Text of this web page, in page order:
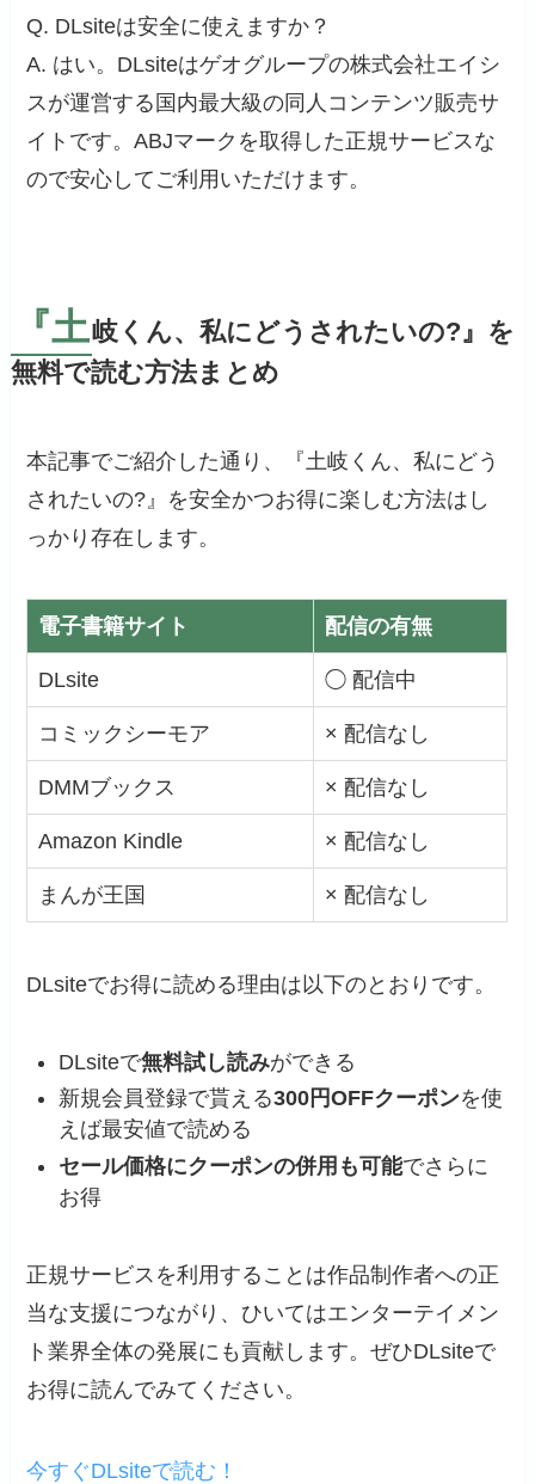
Q. DLsiteは安全に使えますか？
A. はい。DLsiteはゲオグループの株式会社エイシ
スが運営する国内最大級の同人コンテンツ販売サ
イトです。ABJマークを取得した正規サービスな
ので安心してご利用いただけます。
『土岐くん、私にどうされたいの?』を
無料で読む方法まとめ
本記事でご紹介した通り、『土岐くん、私にどう
されたいの?』を安全かつお得に楽しむ方法はし
っかり存在します。
電子書籍サイト 配信の有無
DLsite ◯ 配信中
コミックシーモア × 配信なし
DMMブックス × 配信なし
Amazon Kindle × 配信なし
まんが王国 × 配信なし
DLsiteでお得に読める理由は以下のとおりです。
DLsiteで無料試し読みができる
新規会員登録で貰える300円OFFクーポンを使
えば最安値で読める
セール価格にクーポンの併用も可能でさらに
お得
正規サービスを利用することは作品制作者への正
当な支援につながり、ひいてはエンターテイメン
ト業界全体の発展にも貢献します。ぜひDLsiteで
お得に読んでみてください。
今すぐDLsiteで読む！